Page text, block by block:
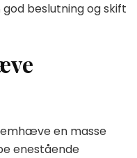
beslutning og skift
en masse
enestående